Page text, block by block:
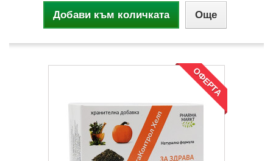
Добави към количката Още
ОФЕРТА